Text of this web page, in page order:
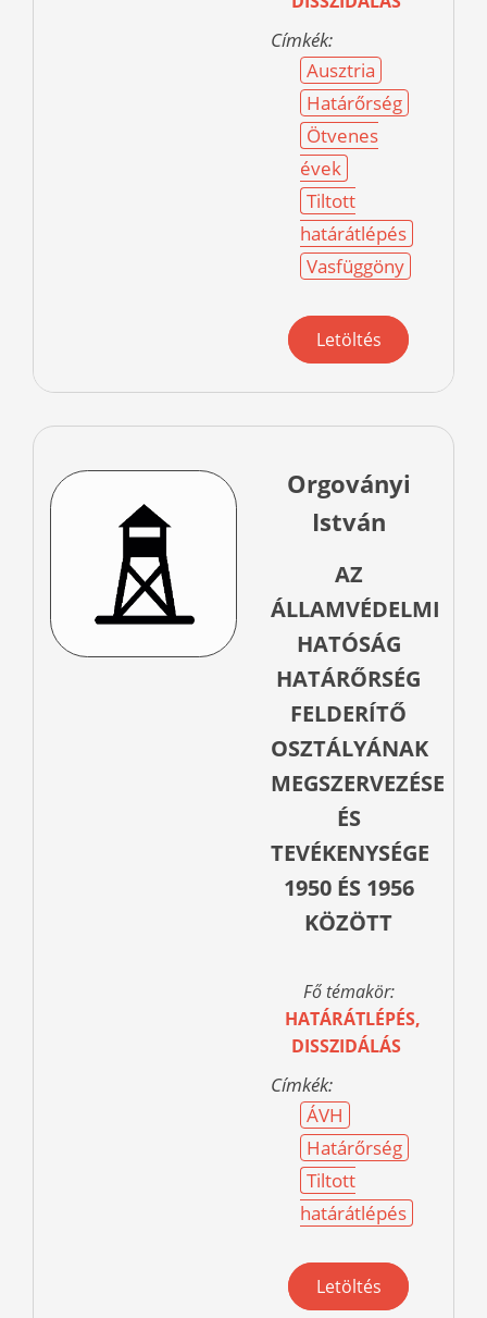
Címkék:
Ausztria
Határőrség
Ötvenes
évek
Tiltott
határátlépés
Vasfüggöny
Letöltés
Orgoványi
István
AZ
ÁLLAMVÉDELMI
HATÓSÁG
HATÁRŐRSÉG
FELDERÍTŐ
OSZTÁLYÁNAK
MEGSZERVEZÉSE
ÉS
TEVÉKENYSÉGE
1950 ÉS 1956
KÖZÖTT
Fő témakör:
HATÁRÁTLÉPÉS,
DISSZIDÁLÁS
Címkék:
ÁVH
Határőrség
Tiltott
határátlépés
Letöltés